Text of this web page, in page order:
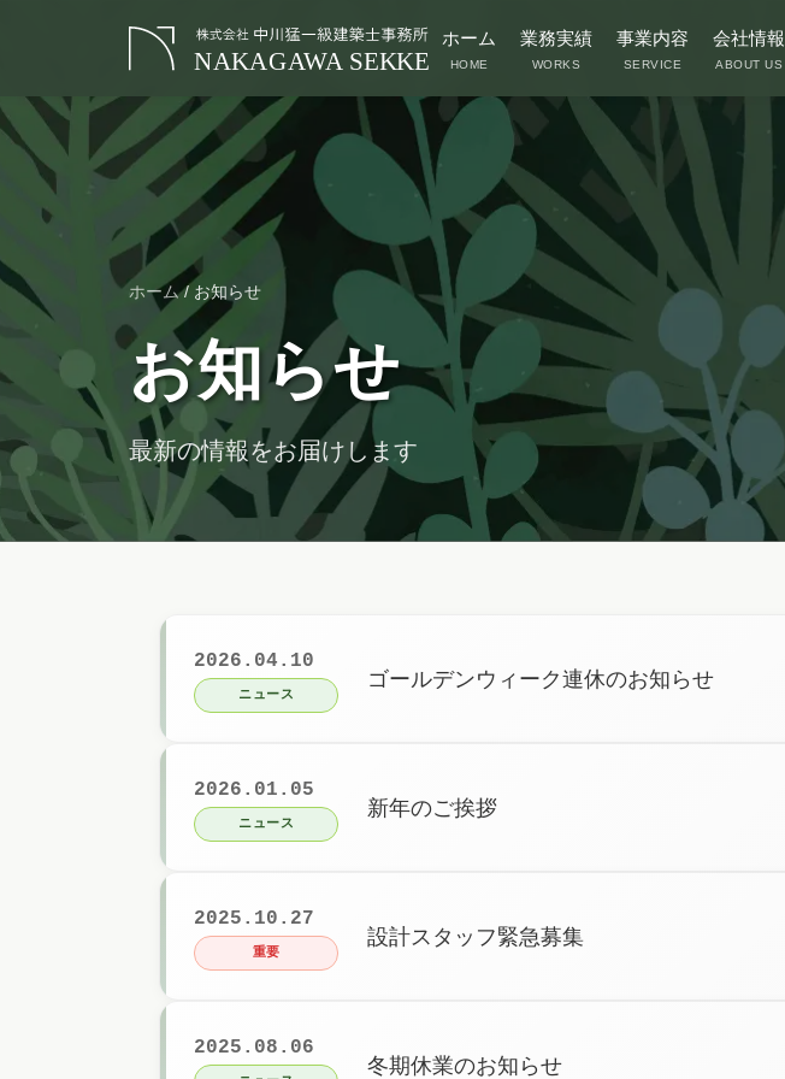
ホーム
HOME
業務実績
WORKS
事業内容
SERVICE
会社情報
ABOUT US
ホーム / お知らせ
お知らせ
最新の情報をお届けします
2026.04.10
ニュース
ゴールデンウィーク連休のお知らせ
2026.01.05
ニュース
新年のご挨拶
2025.10.27
重要
設計スタッフ緊急募集
2025.08.06
冬期休業のお知らせ